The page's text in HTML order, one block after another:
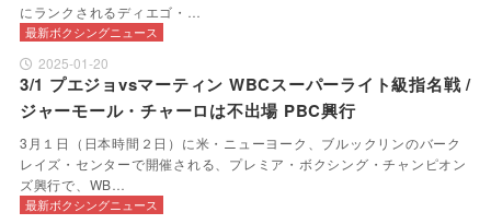
にランクされるディエゴ・…
最新ボクシングニュース
2025-01-20
3/1 プエジョvsマーティン WBCスーパーライト級指名戦 /
ジャーモール・チャーロは不出場 PBC興行
3月１日（日本時間２日）に米・ニューヨーク、ブルックリンのバーク
レイズ・センターで開催される、プレミア・ボクシング・チャンピオン
ズ興行で、WB…
最新ボクシングニュース